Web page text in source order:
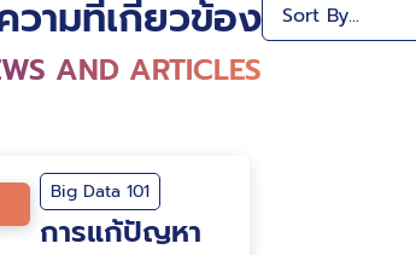
วามที่เกี่ยวข้อง
AND ARTICLES
Big Data 101
การแก้ปัญหา